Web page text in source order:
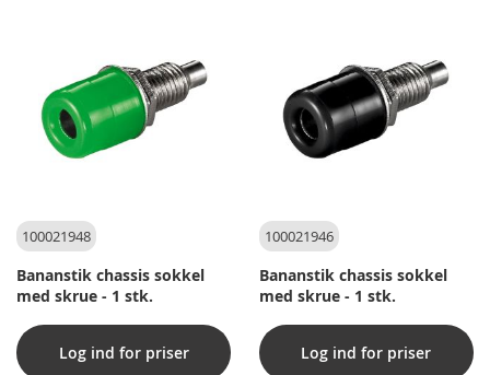
100021948
Bananstik chassis sokkel
med skrue - 1 stk.
Log ind for priser
100021946
Bananstik chassis sokkel
med skrue - 1 stk.
Log ind for priser